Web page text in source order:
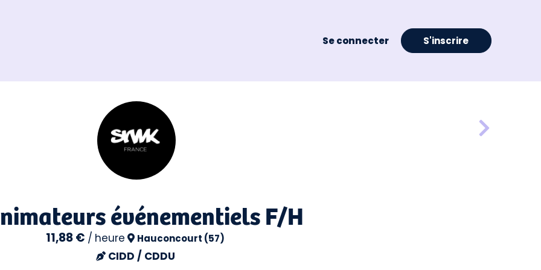
Se connecter S'inscrire
événementiels F/H
11,88 € / heure Hauconcourt (57)
CIDD / CDDU